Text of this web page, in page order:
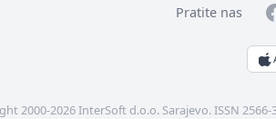
Pratite nas
2000-2026 InterSoft d.o.o. Sarajevo. ISSN